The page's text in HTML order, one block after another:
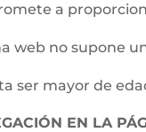
a
web no supone
ser mayor de
EN LA